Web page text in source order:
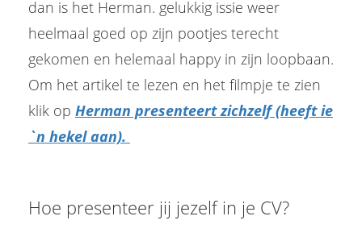
dan is het Herman. gelukkig issie weer
heelmaal goed op zijn pootjes terecht
gekomen en helemaal happy in zijn loopbaan.
Om het artikel te lezen en het filmpje te zien
klik op Herman presenteert zichzelf (heeft ie
`n hekel aan).
Hoe presenteer jij jezelf in je CV?